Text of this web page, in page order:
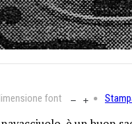
font